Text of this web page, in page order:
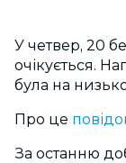
У четвер, 20
очікується.
була на
Про це
За останню